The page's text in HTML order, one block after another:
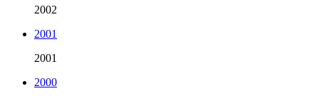
2002
2001
2001
2000